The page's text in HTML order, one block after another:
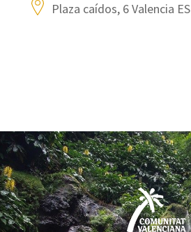
Plaza caídos, 6 Valencia ES